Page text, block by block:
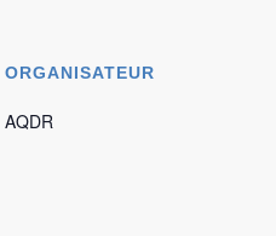
ORGANISATEUR
AQDR